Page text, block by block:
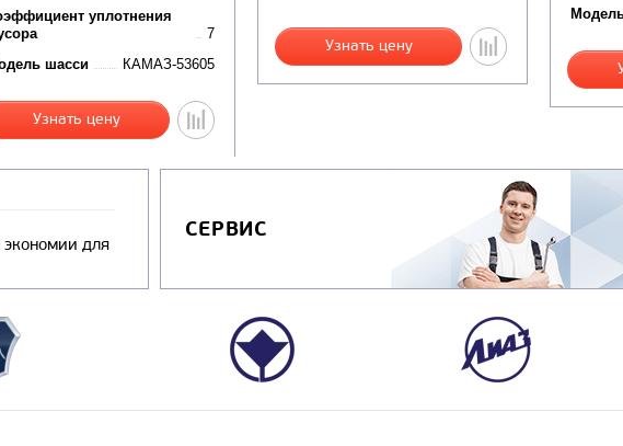
уплотнения
7
шасси
КАМАЗ-53605
Узнать цену
Узнать цену
для
СЕРВИС